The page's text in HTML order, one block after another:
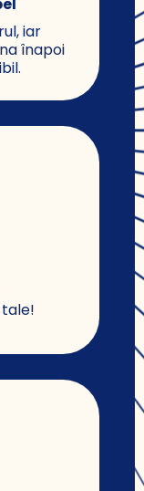
iar
înapoi